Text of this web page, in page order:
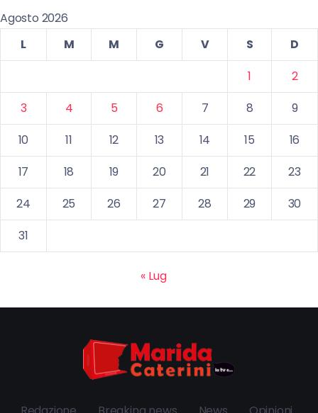
Agosto 2026
L
M M G V S
D
1
2
3
4 5 6 7 8
9
10
11 12 13 14 15
16
17
18 19 20 21 22
23
24
25 26 27 28 29
30
31
« Lug